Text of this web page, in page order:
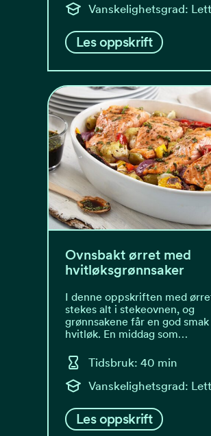
Vanskelighetsgrad: Lett
Les oppskrift
Ovnsbakt ørret med
hvitløksgrønnsaker
I denne oppskriften med
stekes alt i stekeovnen, og
grønnsakene får en god smak
hvitløk. En middag som…
Tidsbruk: 40 min
Vanskelighetsgrad: Lett
Les oppskrift